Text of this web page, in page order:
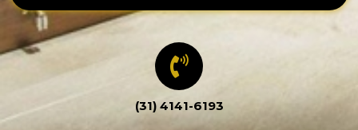
(31) 4141-6193